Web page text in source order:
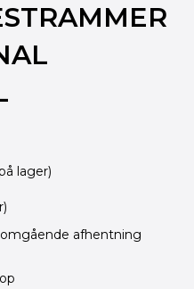
lager)
afhentning